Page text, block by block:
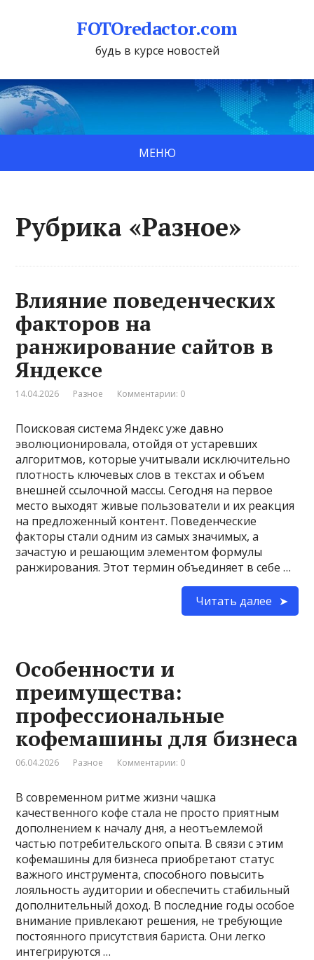
FOTOredactor.com
будь в курсе новостей
МЕНЮ
Рубрика «Разное»
Влияние поведенческих
факторов на
ранжирование сайтов в
Яндексе
14.04.2026 Разное Комментарии: 0
Поисковая система Яндекс уже давно
эволюционировала, отойдя от устаревших
алгоритмов, которые учитывали исключительно
плотность ключевых слов в текстах и объем
внешней ссылочной массы. Сегодня на первое
место выходят живые пользователи и их реакция
на предложенный контент. Поведенческие
факторы стали одним из самых значимых, а
зачастую и решающим элементом формулы
ранжирования. Этот термин объединяет в себе …
Читать далее
Особенности и
преимущества:
профессиональные
кофемашины для бизнеса
06.04.2026 Разное Комментарии: 0
В современном ритме жизни чашка
качественного кофе стала не просто приятным
дополнением к началу дня, а неотъемлемой
частью потребительского опыта. В связи с этим
кофемашины для бизнеса приобретают статус
важного инструмента, способного повысить
лояльность аудитории и обеспечить стабильный
дополнительный доход. В последние годы особое
внимание привлекают решения, не требующие
постоянного присутствия бариста. Они легко
интегрируются …